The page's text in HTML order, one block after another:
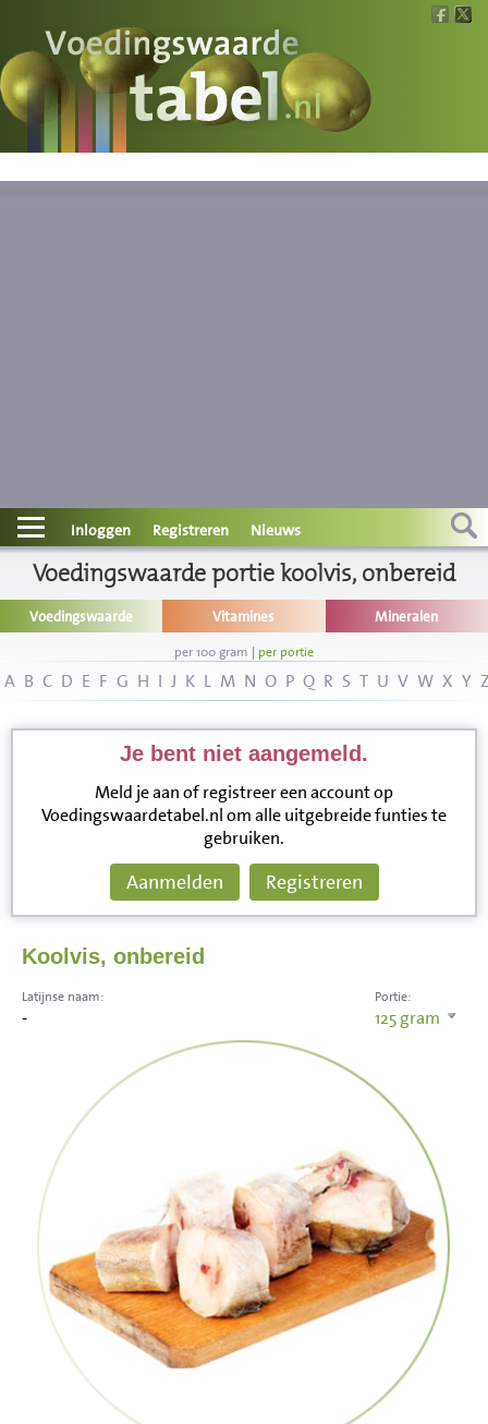
Voedingswaarde
Wat is wat?
Contact
Informatie
Disclaimer
Inloggen Registreren Nieuws
Voedingswaarde portie koolvis, onbereid
Voedingswaarde Vitamines Mineralen
per 100 gram | per portie
A B C D E F G H I J K L M N O P Q R S T U V W X Y
Je bent niet aangemeld.
Meld je aan of registreer een account op
Voedingswaardetabel.nl om alle uitgebreide funties te
gebruiken.
Aanmelden Registreren
Koolvis, onbereid
Portie:
125gram
Latijnse naam:
-